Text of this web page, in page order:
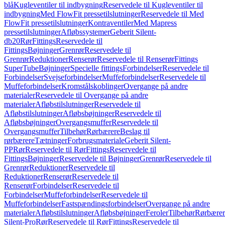
blåKugleventiler til indbygningReservedele til Kugleventiler til
indbygningMed FlowFit pressetilslutningerReservedele til Med
FlowFit pressetilslutningerKontraventilerMed Mapress
pressetilslutningerAfløbssystemerGeberit Silent-
db20RørFittingsReservedele til
FittingsBøjningerGrenrørReservedele til
GrenrørReduktionerRenserørReservedele til RenserørFittings
SuperTubeBøjningerSpecielle fittingsForbindelserReservedele til
ForbindelserSvejseforbindelserMuffeforbindelserReservedele til
MuffeforbindelserKromstålskoblingerOvergange på andre
materialerReservedele til Overgange på andre
materialerAfløbstilslutningerReservedele til
AfløbstilslutningerAfløbsbøjningerReservedele til
AfløbsbøjningerOvergangsmufferReservedele til
OvergangsmufferTilbehørRørbærereBeslag til
rørbærereTætningerForbrugsmaterialeGeberit Silent-
PPRørReservedele til RørFittingsReservedele til
FittingsBøjningerReservedele til BøjningerGrenrørReservedele til
GrenrørReduktionerReservedele til
ReduktionerRenserørReservedele til
RenserørForbindelserReservedele til
ForbindelserMuffeforbindelserReservedele til
MuffeforbindelserFastspændingsforbindelserOvergange på andre
materialerAfløbstilslutningerAfløbsbøjningerFerolerTilbehør
Silent-ProRørReservedele til RørFittingsReservedele til